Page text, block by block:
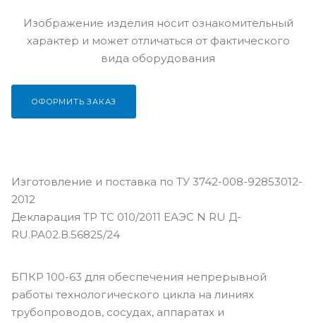
Изготовление и поставка по ТУ 3742-008-92853012-
2012
Декларация ТР ТС 010/2011 ЕАЭС N RU Д-
RU.РА02.В.56825/24
БПКР 100-63 для обеспечения непрерывной
работы технологического цикла на линиях
трубопроводов, сосудах, аппаратах и
Изображение изделия носит ознакомительный
характер и может отличаться от фактического
вида оборудования
ОФОРМИТЬ ЗАКАЗ